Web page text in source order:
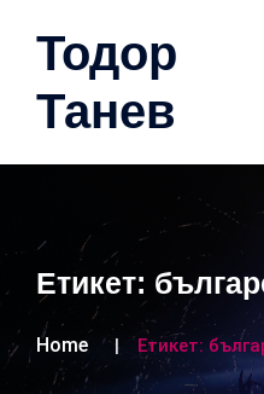
Тодор
Танев
Етикет:
Home Етикет: